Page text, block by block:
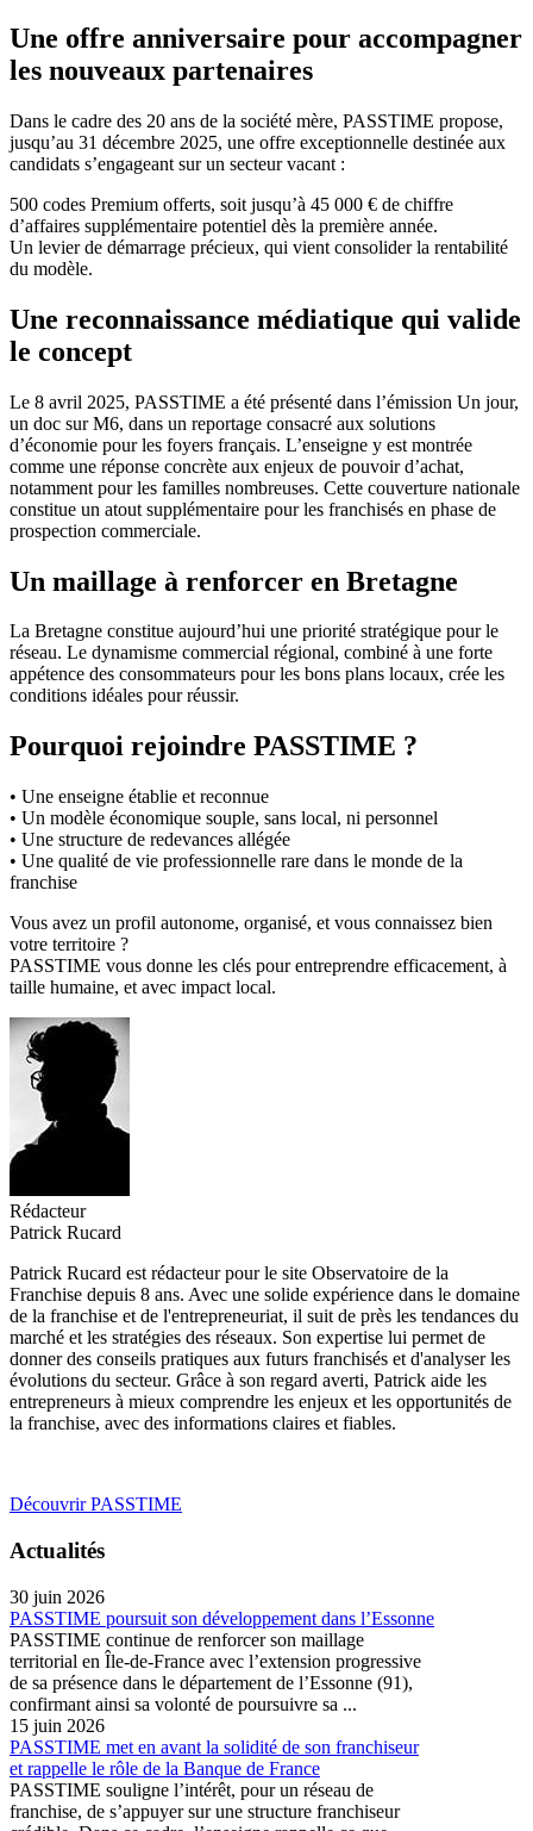
Une offre anniversaire pour accompagner
les nouveaux partenaires
Dans le cadre des 20 ans de la société mère, PASSTIME propose,
jusqu’au 31 décembre 2025, une offre exceptionnelle destinée aux
candidats s’engageant sur un secteur vacant :
500 codes Premium offerts, soit jusqu’à 45 000 € de chiffre
d’affaires supplémentaire potentiel dès la première année.
Un levier de démarrage précieux, qui vient consolider la rentabilité
du modèle.
Une reconnaissance médiatique qui valide
le concept
Le 8 avril 2025, PASSTIME a été présenté dans l’émission Un jour,
un doc sur M6, dans un reportage consacré aux solutions
d’économie pour les foyers français. L’enseigne y est montrée
comme une réponse concrète aux enjeux de pouvoir d’achat,
notamment pour les familles nombreuses. Cette couverture nationale
constitue un atout supplémentaire pour les franchisés en phase de
prospection commerciale.
Un maillage à renforcer en Bretagne
La Bretagne constitue aujourd’hui une priorité stratégique pour le
réseau. Le dynamisme commercial régional, combiné à une forte
appétence des consommateurs pour les bons plans locaux, crée les
conditions idéales pour réussir.
Pourquoi rejoindre PASSTIME ?
• Une enseigne établie et reconnue
• Un modèle économique souple, sans local, ni personnel
• Une structure de redevances allégée
• Une qualité de vie professionnelle rare dans le monde de la
franchise
Vous avez un profil autonome, organisé, et vous connaissez bien
votre territoire ?
PASSTIME vous donne les clés pour entreprendre efficacement, à
taille humaine, et avec impact local.
Rédacteur
Patrick Rucard
Patrick Rucard est rédacteur pour le site Observatoire de la
Franchise depuis 8 ans. Avec une solide expérience dans le domaine
de la franchise et de l'entrepreneuriat, il suit de près les tendances du
marché et les stratégies des réseaux. Son expertise lui permet de
donner des conseils pratiques aux futurs franchisés et d'analyser les
évolutions du secteur. Grâce à son regard averti, Patrick aide les
entrepreneurs à mieux comprendre les enjeux et les opportunités de
la franchise, avec des informations claires et fiables.
Découvrir PASSTIME
Actualités
30 juin 2026
PASSTIME poursuit son développement dans l’Essonne
PASSTIME continue de renforcer son maillage
territorial en Île-de-France avec l’extension progressive
de sa présence dans le département de l’Essonne (91),
confirmant ainsi sa volonté de poursuivre sa ...
15 juin 2026
PASSTIME met en avant la solidité de son franchiseur
et rappelle le rôle de la Banque de France
PASSTIME souligne l’intérêt, pour un réseau de
franchise, de s’appuyer sur une structure franchiseur